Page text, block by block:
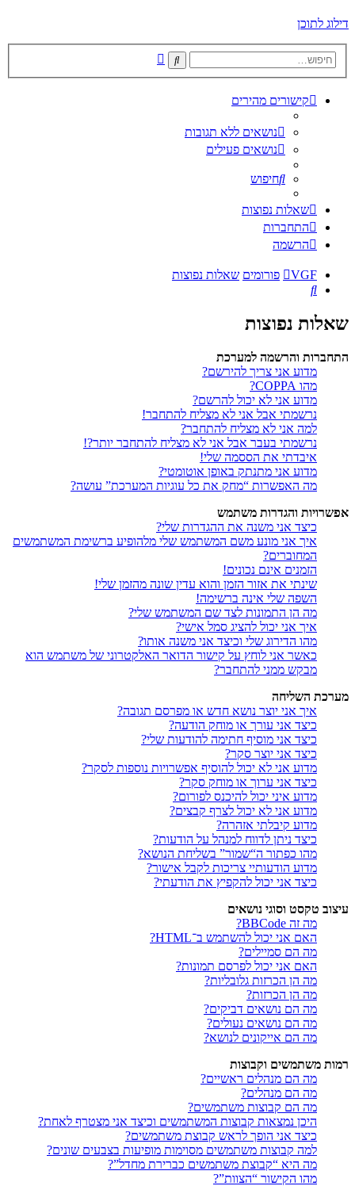
דילוג לתוכן
חיפוש
קישורים מהירים
נושאים ללא תגובות
נושאים פעילים
חיפוש
שאלות נפוצות
התחברות
הרשמה
VGF פורומים שאלות נפוצות
חיפוש
שאלות נפוצות
התחברות והרשמה למערכת
מדוע אני צריך להירשם?
מהו COPPA?
מדוע אני לא יכול להרשם?
נרשמתי אבל אני לא מצליח להתחבר!
למה אני לא מצליח להתחבר?
נרשמתי בעבר אבל אני לא מצליח להתחבר יותר?!
איבדתי את הססמה שלי!
מדוע אני מתנתק באופן אוטומטי?
מה האפשרות “מחק את כל עוגיות המערכת” עושה?
אפשרויות והגדרות משתמש
כיצד אני משנה את ההגדרות שלי?
איך אני מונע משם המשתמש שלי מלהופיע ברשימת המשתמשים
המחוברים?
הזמנים אינם נכונים!
שינתי את אזור הזמן והוא עדין שונה מהזמן שלי!
השפה שלי אינה ברשימה!
מה הן התמונות לצד שם המשתמש שלי?
איך אני יכול להציג סמל אישי?
מהו הדירוג שלי וכיצד אני משנה אותו?
כאשר אני לוחץ על קישור הדואר האלקטרוני של משתמש הוא
מבקש ממני להתחבר?
מערכת השליחה
איך אני יוצר נושא חדש או מפרסם תגובה?
כיצד אני עורך או מוחק הודעה?
כיצד אני מוסיף חתימה להודעות שלי?
כיצד אני יוצר סקר?
מדוע אני לא יכול להוסיף אפשרויות נוספות לסקר?
כיצד אני ערוך או מוחק סקר?
מדוע איני יכול להיכנס לפורום?
מדוע אני לא יכול לצרף קבצים?
מדוע קיבלתי אזהרה?
כיצד ניתן לדווח למנהל על הודעות?
מהו כפתור ה“שמור” בשליחת הנושא?
מדוע הודעותיי צריכות לקבל אישור?
כיצד אני יכול להקפיץ את הודעתי?
עיצוב טקסט וסוגי נושאים
מה זה BBCode?
האם אני יכול להשתמש ב־HTML?
מה הם סמיילים?
האם אני יכול לפרסם תמונות?
מה הן הכרזות גלובליות?
מה הן הכרזות?
מה הם נושאים דביקים?
מה הם נושאים נעולים?
מה הם אייקונים לנושא?
רמות משתמשים וקבוצות
מה הם מנהלים ראשיים?
מה הם מנהלים?
מה הם קבוצות משתמשים?
היכן נמצאות קבוצות המשתמשים וכיצד אני מצטרף לאחת?
כיצד אני הופך לראש קבוצת משתמשים?
למה קבוצות משתמשים מסוימות מופיעות בצבעים שונים?
מה היא “קבוצת משתמשים כברירת מחדל”?
מהו הקישור “הצוות”?